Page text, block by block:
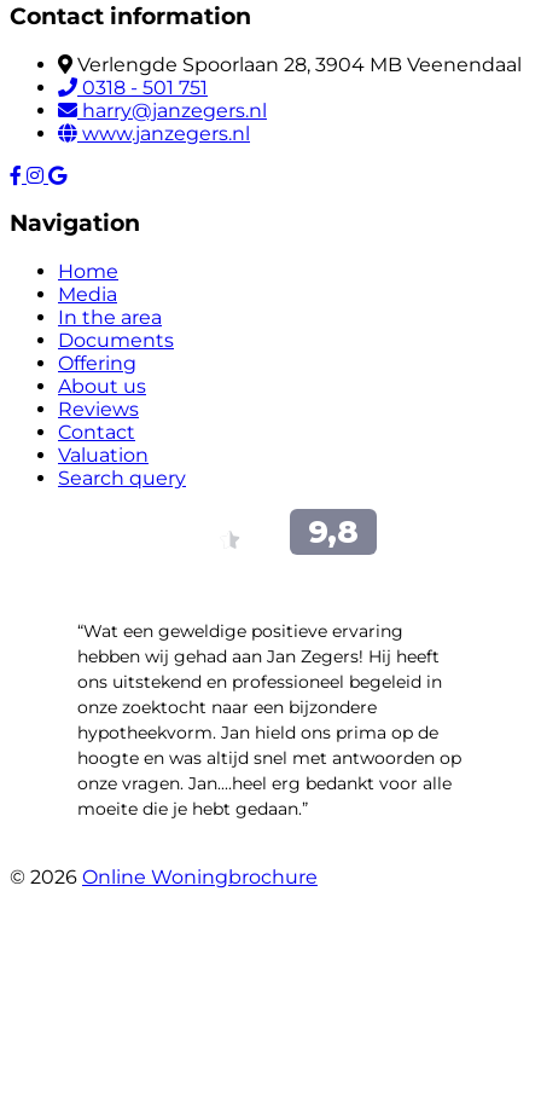
Contact information
Verlengde Spoorlaan 28, 3904 MB Veenendaal
0318 - 501 751
harry@janzegers.nl
www.janzegers.nl
Navigation
Home
Media
In the area
Documents
Offering
About us
Reviews
Contact
Valuation
Search query
“Wat een geweldige positieve ervaring
hebben wij gehad aan Jan Zegers! Hij heeft
ons uitstekend en professioneel begeleid in
onze zoektocht naar een bijzondere
hypotheekvorm. Jan hield ons prima op de
hoogte en was altijd snel met antwoorden op
onze vragen. Jan....heel erg bedankt voor alle
moeite die je hebt gedaan.”
© 2026 Online Woningbrochure